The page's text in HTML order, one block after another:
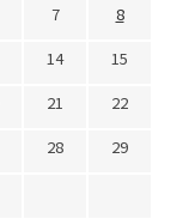
7
8
14
15
21
22
28
29